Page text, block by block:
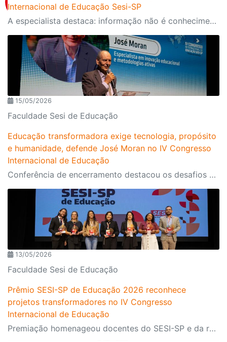
Internacional de Educação Sesi-SP
A especialista destaca: informação não é conhecimento, memória não é inteligência e tecnologia não é pedagogia
15/05/2026
Faculdade Sesi de Educação
Educação transformadora exige tecnologia, propósito
e humanidade, defende José Moran no IV Congresso
Internacional de Educação
Conferência de encerramento destacou os desafios da escola contemporânea diante da inteligência artificial, da personalização do ensino e da formação humana em um mundo cada vez mais conectado
13/05/2026
Faculdade Sesi de Educação
Prêmio SESI-SP de Educação 2026 reconhece
projetos transformadores no IV Congresso
Internacional de Educação
Premiação homenageou docentes do SESI-SP e da rede municipal com iniciativas voltadas à inclusão, pensamento crítico, ancestralidade, Ciência e combate à desinformação